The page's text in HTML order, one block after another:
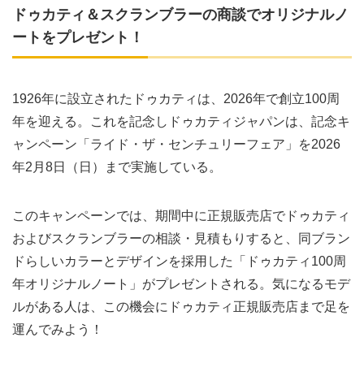
ドゥカティ＆スクランブラーの商談でオリジナルノ
ートをプレゼント！
1926年に設立されたドゥカティは、2026年で創立100周
年を迎える。これを記念しドゥカティジャパンは、記念キ
ャンペーン「ライド・ザ・センチュリーフェア」を2026
年2月8日（日）まで実施している。
このキャンペーンでは、期間中に正規販売店でドゥカティ
およびスクランブラーの相談・見積もりすると、同ブラン
ドらしいカラーとデザインを採用した「ドゥカティ100周
年オリジナルノート」がプレゼントされる。気になるモデ
ルがある人は、この機会にドゥカティ正規販売店まで足を
運んでみよう！